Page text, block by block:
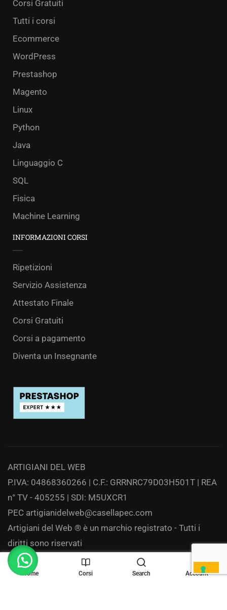
Corsi Gratuiti
Tutti i corsi
Ecommerce
WordPress
Prestashop
Magento
Linux
Python
Java
Linguaggio C
SQL
Fisica
Machine Learning
INFORMAZIONI CORSI
Ripetizioni
Servizio Assistenza
Attestato Finale
Corsi Gratuiti
Corsi a pagamento
Diventa un Insegnante
ARTIGIANI DEL WEB
P.IVA: 04868360266 | C.F.: GRRNRC79D03H501T | REA
n° TV - 405255 | SDI: M5UXCR1
PEC artigianidelweb@casellapec.com
Artigiani del Web ® è un marchio registrato - Tutti i
diritti sono riservati
Privacy
Home Corsi Search Account